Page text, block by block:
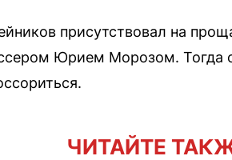
присутствовал на
Юрием Морозом. Тогда
ЧИТАЙТЕ